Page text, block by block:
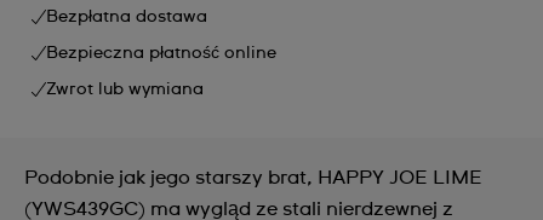
Bezpłatna dostawa
Bezpieczna płatność online
Zwrot lub wymiana
Podobnie jak jego starszy brat, HAPPY JOE LIME
(YWS439GC) ma wygląd ze stali nierdzewnej z